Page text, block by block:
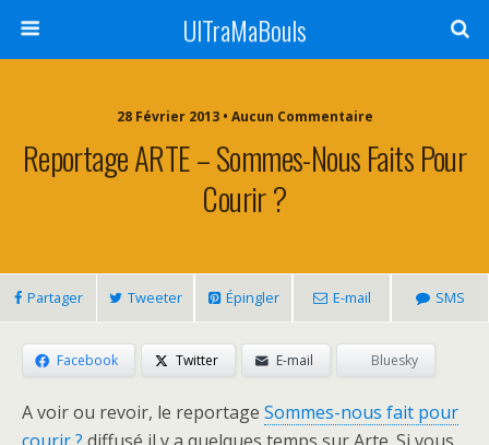
UlTraMaBouls
28 Février 2013 • Aucun Commentaire
Reportage ARTE – Sommes-Nous Faits Pour
Courir ?
Partager Tweeter Épingler E-mail SMS
Facebook Twitter E-mail Bluesky
A voir ou revoir, le reportage Sommes-nous fait pour